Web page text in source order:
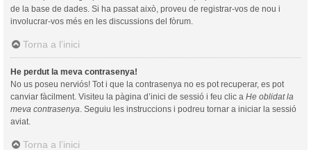
de la base de dades. Si ha passat això, proveu de registrar-vos de nou i
involucrar-vos més en les discussions del fòrum.
Torna a l’inici
He perdut la meva contrasenya!
No us poseu nerviós! Tot i que la contrasenya no es pot recuperar, es pot
canviar fàcilment. Visiteu la pàgina d’inici de sessió i feu clic a He oblidat la
meva contrasenya . Seguiu les instruccions i podreu tornar a iniciar la sessió
aviat.
Torna a l’inici